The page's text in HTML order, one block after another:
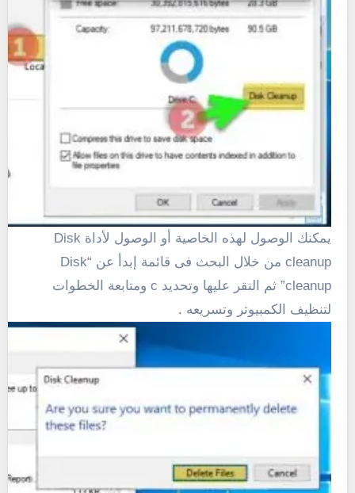
يمكنك الوصول لهذه الخاصية أو الوصول لأداة Disk
cleanup من خلال البحث فى قائمة إبدأ عن “Disk
cleanup” ثم النقر عليها وتحديد c ومتابعة الخطوات
لتنظيف الكمبيوتر وتسريعه .